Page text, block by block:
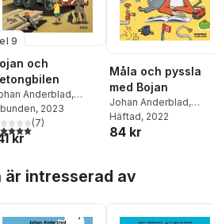
röster:
9
och
Anderblad,
Widlund
, 2023
utav 5 stjärnor. Totalt antal röster:
(7)
kr
Måla och pyssla
med Bojan
Johan Anderblad,
Filippa Widlund
Häftad, 2022
84 kr
är intresserad av